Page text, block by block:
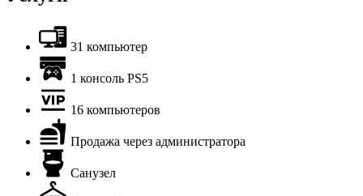
31 компьютер
1 консоль PS5
16 компьютеров
Продажа через администратора
Санузел